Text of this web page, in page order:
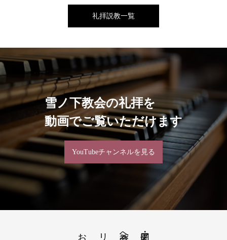
礼拝説教一覧
雪ノ下教会の礼拝を
動画でご覧いただけます
YouTubeチャンネルを見る